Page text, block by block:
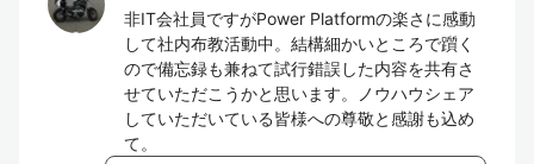
非IT会社員ですがPower Platformの楽さに感動
して社内布教活動中。結構細かいところで躓く
ので備忘録も兼ねて試行錯誤した内容を共有さ
せていただこうかと思います。ノウハウシェア
していただいている皆様への尊敬と感謝も込め
て。